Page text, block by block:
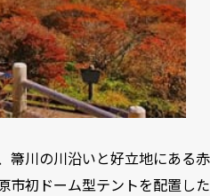
箒川の川沿いと好立地にある赤
市初ドーム型テントを配置した